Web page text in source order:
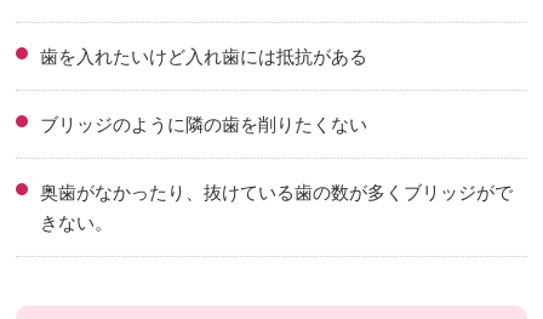
歯を入れたいけど入れ歯には抵抗がある
ブリッジのように隣の歯を削りたくない
奥歯がなかったり、抜けている歯の数が多くブリッジがで
きない。